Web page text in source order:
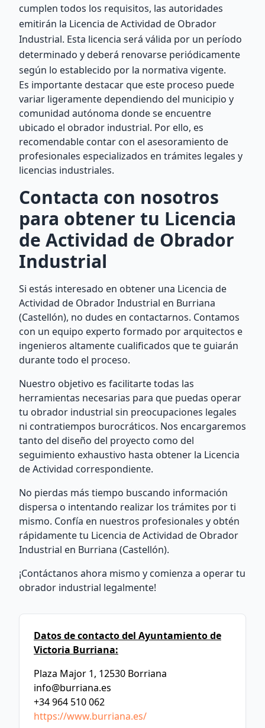
cumplen todos los requisitos, las autoridades
emitirán la Licencia de Actividad de Obrador
Industrial. Esta licencia será válida por un período
determinado y deberá renovarse periódicamente
según lo establecido por la normativa vigente.
Es importante destacar que este proceso puede
variar ligeramente dependiendo del municipio y
comunidad autónoma donde se encuentre
ubicado el obrador industrial. Por ello, es
recomendable contar con el asesoramiento de
profesionales especializados en trámites legales y
licencias industriales.
Contacta con nosotros
para obtener tu Licencia
de Actividad de Obrador
Industrial
Si estás interesado en obtener una Licencia de
Actividad de Obrador Industrial en Burriana
(Castellón), no dudes en contactarnos. Contamos
con un equipo experto formado por arquitectos e
ingenieros altamente cualificados que te guiarán
durante todo el proceso.
Nuestro objetivo es facilitarte todas las
herramientas necesarias para que puedas operar
tu obrador industrial sin preocupaciones legales
ni contratiempos burocráticos. Nos encargaremos
tanto del diseño del proyecto como del
seguimiento exhaustivo hasta obtener la Licencia
de Actividad correspondiente.
No pierdas más tiempo buscando información
dispersa o intentando realizar los trámites por ti
mismo. Confía en nuestros profesionales y obtén
rápidamente tu Licencia de Actividad de Obrador
Industrial en Burriana (Castellón).
¡Contáctanos ahora mismo y comienza a operar tu
obrador industrial legalmente!
Datos de contacto del Ayuntamiento de
Victoria Burriana:
Plaza Major 1, 12530 Borriana
info@burriana.es
+34 964 510 062
https://www.burriana.es/